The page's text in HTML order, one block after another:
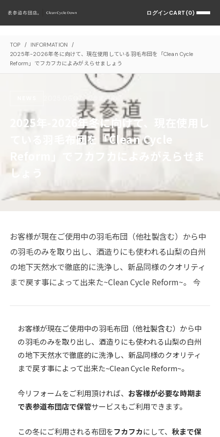
ログインCART(0)
TOP / INFORMATION
/
2025年-2026年冬に向けて、現在使用している羽毛布団を「Clean Cycle
Reform」でフカフカによみがえらせましょう
表参道布団店。
2025年-2026年冬に向けて、現在使用し
ている羽毛布団を「Clean Cycle
Reform」でフカフカによみがえらせま
しょう
お客様が現在ご使用中の羽毛布団（他社製含む）から中
の羽毛のみを取り出し、酒造りにも使われる山梨の白州
の地下天然水で徹底的に洗浄し、新品同様のクオリティ
まで戻す事によって出来た~Clean Cycle Reform~。 今
お客様が現在ご使用中の羽毛布団（他社製含む）から中
の羽毛のみを取り出し、酒造りにも使われる山梨の白州
の地下天然水で徹底的に洗浄し、新品同様のクオリティ
まで戻す事によって出来た~Clean Cycle Reform~。
今リフォームをご利用頂ければ、 お客様が必要な時期ま
で表参道布団店で保管サービスもご利用できます。
この冬にご利用される布団をフカフカにして、 秋まで保